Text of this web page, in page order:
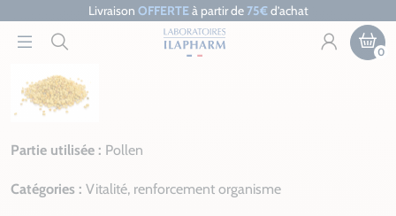
Livraison OFFERTEà partir de 75€d’achat
0
Partie utilisée : Pollen
Catégories : Vitalité, renforcement organisme